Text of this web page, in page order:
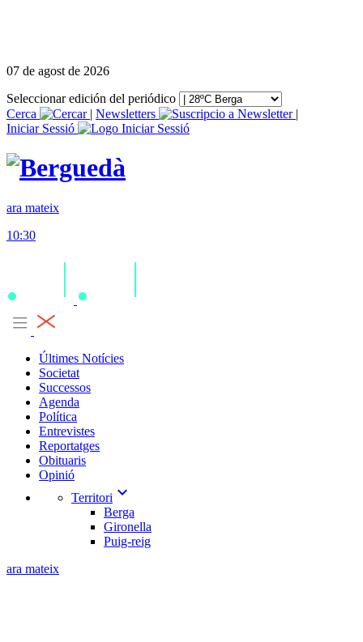
07 de agost de 2026
Seleccionar edición del periódico
Cerca
| Newsletters
|
Iniciar Sessió
ara mateix
10:30
Últimes Notícies
Societat
Successos
Agenda
Política
Entrevistes
Reportatges
Obituaris
Opinió
Territori expand_more
Berga
Gironella
Puig-reig
ara mateix